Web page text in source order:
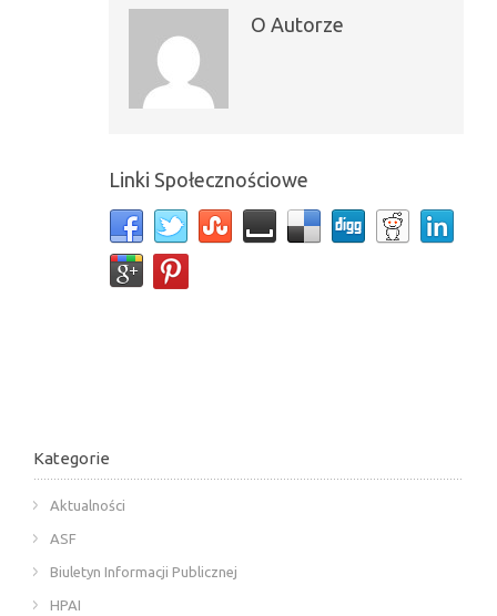
O Autorze
Linki Społecznościowe
Kategorie
Aktualności
ASF
Biuletyn Informacji Publicznej
HPAI